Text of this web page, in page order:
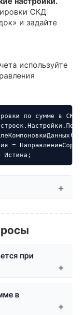
СКД
и задайте
используйте
по сумме в СКД
=
Истина;
при
в